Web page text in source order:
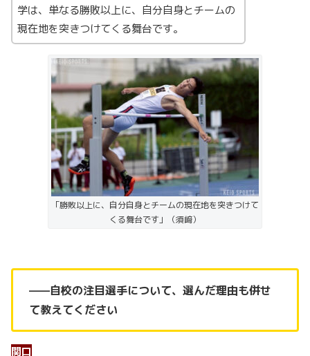
学は、単なる勝敗以上に、自分自身とチームの
現在地を突きつけてくる舞台です。
「勝敗以上に、自分自身とチームの現在地を突きつけて
くる舞台です」（須﨑）
——自校の注目選手について、選んだ理由も併せ
て教えてください
関口